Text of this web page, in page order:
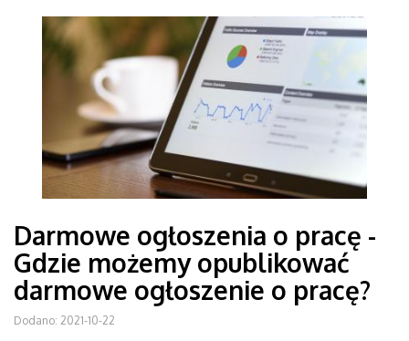
Darmowe ogłoszenia o pracę -
Gdzie możemy opublikować
darmowe ogłoszenie o pracę?
Dodano: 2021-10-22